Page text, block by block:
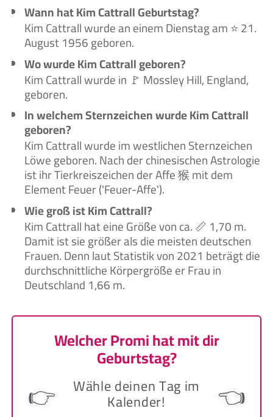
Wann hat Kim Cattrall Geburtstag?
Kim Cattrall wurde an einem Dienstag am ⭐ 21.
August 1956 geboren.
Wo wurde Kim Cattrall geboren?
Kim Cattrall wurde in 🚩 Mossley Hill, England,
geboren.
In welchem Sternzeichen wurde Kim Cattrall
geboren?
Kim Cattrall wurde im westlichen Sternzeichen
Löwe geboren. Nach der chinesischen Astrologie
ist ihr Tierkreiszeichen der Affe 猴 mit dem
Element Feuer ('Feuer-Affe').
Wie groß ist Kim Cattrall?
Kim Cattrall hat eine Größe von ca. 📏 1,70 m.
Damit ist sie größer als die meisten deutschen
Frauen. Denn laut Statistik von 2021 beträgt die
durchschnittliche Körpergröße er Frau in
Deutschland 1,66 m.
Welcher Promi hat mit dir
Geburtstag?
👉 Wähle deinen Tag im
Kalender! 👈